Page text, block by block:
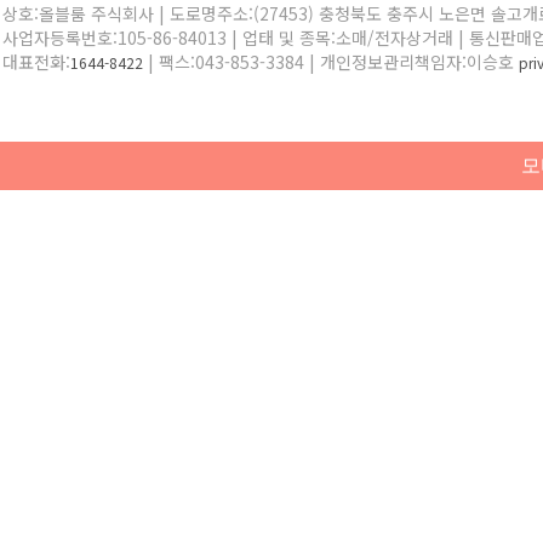
상호:올블룸 주식회사 | 도로명주소:(27453) 충청북도 충주시 노은면 솔고
사업자등록번호:105-86-84013 | 업태 및 종목:소매/전자상거래 | 통신판매
대표전화:1644-8422 | 팩스:043-853-3384 | 개인정보관리책임자:이승호